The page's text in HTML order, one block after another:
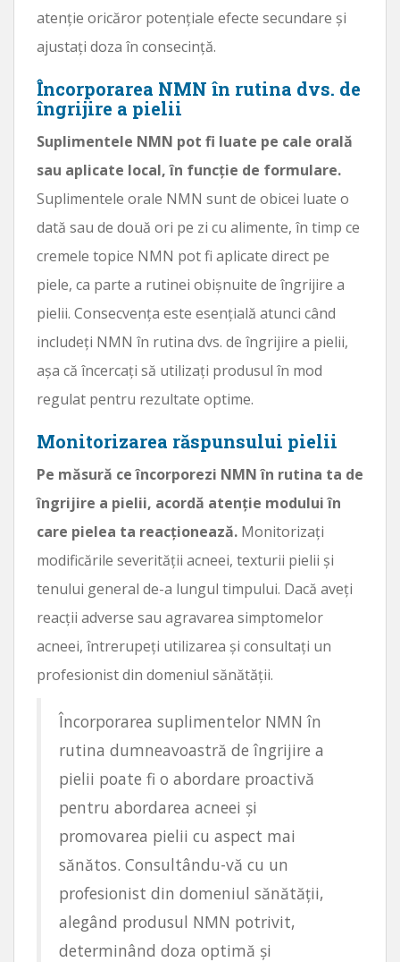
atenție oricăror potențiale efecte secundare și
ajustați doza în consecință.
Încorporarea NMN în rutina dvs. de
îngrijire a pielii
Suplimentele NMN pot fi luate pe cale orală
sau aplicate local, în funcție de formulare.
Suplimentele orale NMN sunt de obicei luate o
dată sau de două ori pe zi cu alimente, în timp ce
cremele topice NMN pot fi aplicate direct pe
piele, ca parte a rutinei obișnuite de îngrijire a
pielii. Consecvența este esențială atunci când
includeți NMN în rutina dvs. de îngrijire a pielii,
așa că încercați să utilizați produsul în mod
regulat pentru rezultate optime.
Monitorizarea răspunsului pielii
Pe măsură ce încorporezi NMN în rutina ta de
îngrijire a pielii, acordă atenție modului în
care pielea ta reacționează. Monitorizați
modificările severității acneei, texturii pielii și
tenului general de-a lungul timpului. Dacă aveți
reacții adverse sau agravarea simptomelor
acneei, întrerupeți utilizarea și consultați un
profesionist din domeniul sănătății.
Încorporarea suplimentelor NMN în
rutina dumneavoastră de îngrijire a
pielii poate fi o abordare proactivă
pentru abordarea acneei și
promovarea pielii cu aspect mai
sănătos. Consultându-vă cu un
profesionist din domeniul sănătății,
alegând produsul NMN potrivit,
determinând doza optimă și